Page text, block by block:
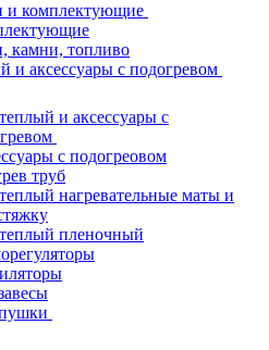
и комплектующие
камни, топливо
и аксессуары с подогревом
и аксессуары с
с подогреовом
труб
нагревательные маты и
пленочный